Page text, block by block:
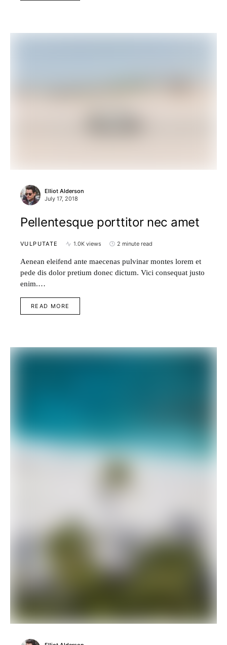
Elliot Alderson
July 17, 2018
Pellentesque porttitor nec amet
VULPUTATE 1.0K views 2 minute read
Aenean eleifend ante maecenas pulvinar montes lorem et
pede dis dolor pretium donec dictum. Vici consequat justo
enim.…
READ MORE